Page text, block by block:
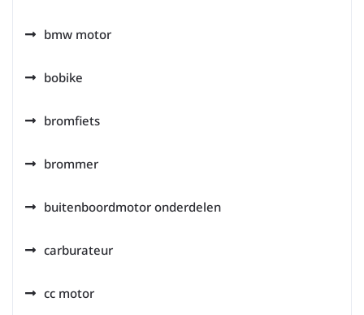
bmw motor
bobike
bromfiets
brommer
buitenboordmotor onderdelen
carburateur
cc motor